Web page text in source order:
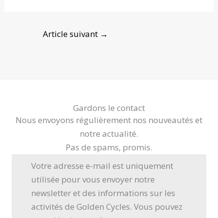
Article suivant →
Gardons le contact
Nous envoyons régulièrement nos nouveautés et
notre actualité.
Pas de spams, promis.
Votre adresse e-mail est uniquement
utilisée pour vous envoyer notre
newsletter et des informations sur les
activités de Golden Cycles. Vous pouvez